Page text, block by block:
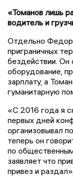
«Томанов лишь
водитель и
Отдельно
приграничных
бездействии. Он
оборудование,
зарплату, а
гуманитарную
«С 2016 года я
первых дней
организовывал
теперь он
по
заявляет что
привез и